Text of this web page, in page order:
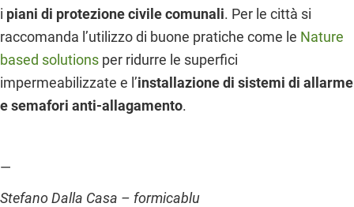
i piani di protezione civile comunali. Per le città si
raccomanda l’utilizzo di buone pratiche come le Nature
based solutions per ridurre le superfici
impermeabilizzate e l’installazione di sistemi di allarme
e semafori anti-allagamento.
—
Stefano Dalla Casa – formicablu